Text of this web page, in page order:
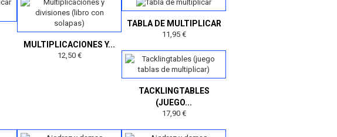
MULTIPLICACIONES Y...
12,50 €
TABLA DE MULTIPLICAR
11,95 €
TACKLINGTABLES
(JUEGO...
17,90 €